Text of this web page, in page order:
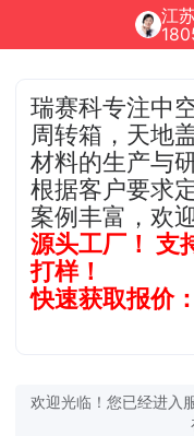
江
瑞赛科专注中
周转箱，天地
材料的生产与
根据客户要求
案例丰富，欢
源头工厂！ 支
打样！
快速获取报价
欢迎光临！您已经进入